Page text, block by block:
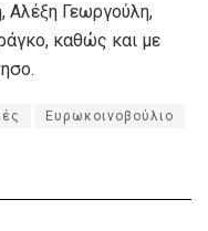
Αλέξη Γεωργούλη,
καθώς και με
Ευρωκοινοβούλιο